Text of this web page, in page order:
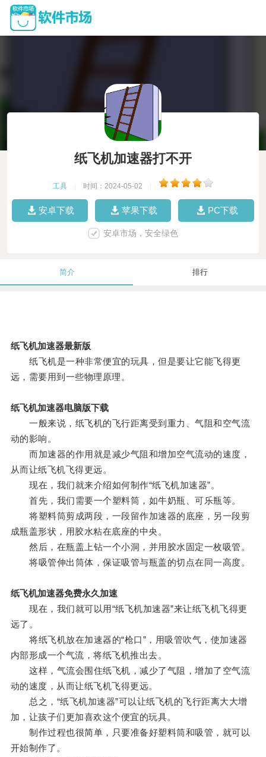
纸飞机加速器打不开
工具 时间：2024-05-02
安卓下载 苹果下载 PC下载
安卓市场，安全绿色
简介 排行
纸飞机加速器最新版
纸飞机是一种非常便宜的玩具，但是要让它能飞得更
远，需要用到一些物理原理。
纸飞机加速器电脑版下载
一般来说，纸飞机的飞行距离受到重力、气阻和空气流
动的影响。
而加速器的作用就是减少气阻和增加空气流动的速度，
从而让纸飞机飞得更远。
现在，我们就来介绍如何制作“纸飞机加速器”。
首先，我们需要一个塑料筒，如牛奶瓶、可乐瓶等。
将塑料筒剪成两段，一段留作加速器的底座，另一段剪
成瓶盖形状，用胶水粘在底座的中央。
然后，在瓶盖上钻一个小洞，并用胶水固定一枚吸管。
将吸管伸出筒体，保证吸管与瓶盖的切点在同一高度。
纸飞机加速器免费永久加速
现在，我们就可以用“纸飞机加速器”来让纸飞机飞得更
远了。
将纸飞机放在加速器的“枪口”，用吸管吹气，使加速器
内部形成一个气流，将纸飞机推出去。
这样，气流会围住纸飞机，减少了气阻，增加了空气流
动的速度，从而让纸飞机飞得更远。
总之，“纸飞机加速器”可以让纸飞机的飞行距离大大增
加，让孩子们更加喜欢这个便宜的玩具。
制作过程也很简单，只要准备好塑料筒和吸管，就可以
开始制作了。